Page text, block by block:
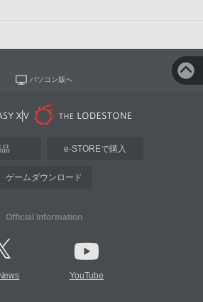
パソコン版へ
e-STOREで購入
ゲームダウンロード
Official Information
News YouTube